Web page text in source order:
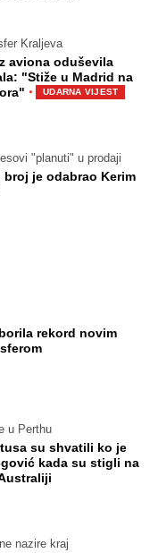
Kraljeva
aviona oduševila
"Stiže u Madrid na
· UDARNA VIJEST
"planuti" u prodaji
broj je odabrao Kerim
rekord novim
u Perthu
su shvatili ko je
kada su stigli na
nazire kraj